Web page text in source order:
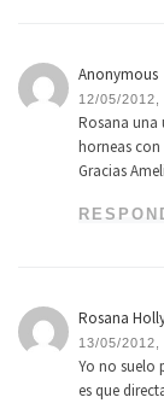
Anonymous
12/05/2012,
Rosana una
horneas con
Gracias
Rosana
13/05/2012,
Yo no suelo
es que